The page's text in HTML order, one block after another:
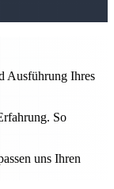
Ausführung Ihres
So
uns Ihren